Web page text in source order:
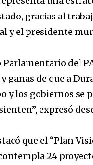
gracias al
y el presidente
Parlamentario del
ganas de que a
y los gobiernos se
expresó
que el “Plan
24